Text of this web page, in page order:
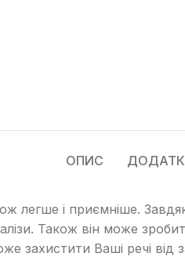
ОПИС
і приємніше.
Також він може
захистити Ваші речі